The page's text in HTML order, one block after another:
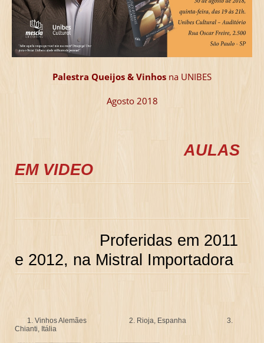
Palestra Queijos & Vinhos na UNIBES
Agosto 2018
AULAS
EM VIDEO
Proferidas em 2011
e 2012, na Mistral Importadora
1. Vinhos Alemães 2. Rioja, Espanha 3.
Chianti, Itália